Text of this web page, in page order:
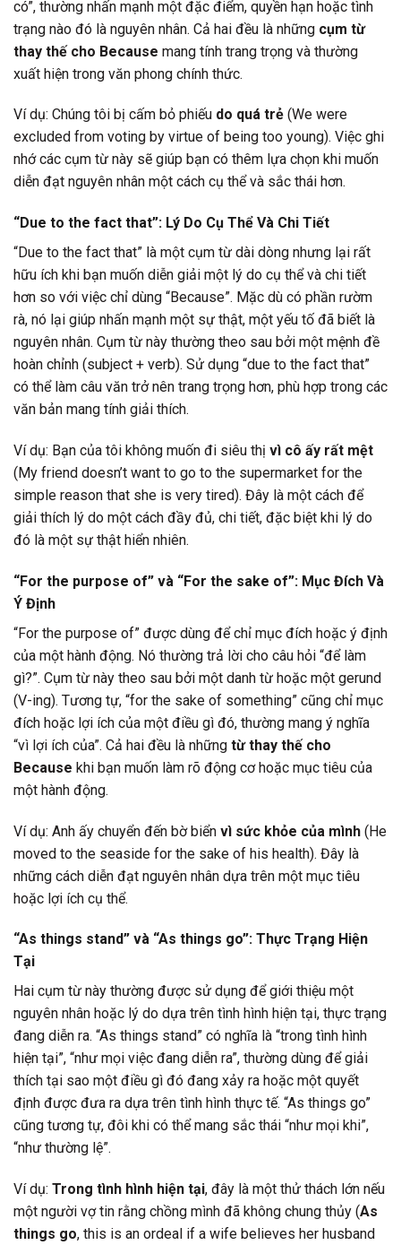
có”, thường nhấn mạnh một đặc điểm, quyền hạn hoặc tình
trạng nào đó là nguyên nhân. Cả hai đều là những cụm từ
thay thế cho Because mang tính trang trọng và thường
xuất hiện trong văn phong chính thức.
Ví dụ: Chúng tôi bị cấm bỏ phiếu do quá trẻ (We were
excluded from voting by virtue of being too young). Việc ghi
nhớ các cụm từ này sẽ giúp bạn có thêm lựa chọn khi muốn
diễn đạt nguyên nhân một cách cụ thể và sắc thái hơn.
“Due to the fact that”: Lý Do Cụ Thể Và Chi Tiết
“Due to the fact that” là một cụm từ dài dòng nhưng lại rất
hữu ích khi bạn muốn diễn giải một lý do cụ thể và chi tiết
hơn so với việc chỉ dùng “Because”. Mặc dù có phần rườm
rà, nó lại giúp nhấn mạnh một sự thật, một yếu tố đã biết là
nguyên nhân. Cụm từ này thường theo sau bởi một mệnh đề
hoàn chỉnh (subject + verb). Sử dụng “due to the fact that”
có thể làm câu văn trở nên trang trọng hơn, phù hợp trong các
văn bản mang tính giải thích.
Ví dụ: Bạn của tôi không muốn đi siêu thị vì cô ấy rất mệt
(My friend doesn’t want to go to the supermarket for the
simple reason that she is very tired). Đây là một cách để
giải thích lý do một cách đầy đủ, chi tiết, đặc biệt khi lý do
đó là một sự thật hiển nhiên.
“For the purpose of” và “For the sake of”: Mục Đích Và
Ý Định
“For the purpose of” được dùng để chỉ mục đích hoặc ý định
của một hành động. Nó thường trả lời cho câu hỏi “để làm
gì?”. Cụm từ này theo sau bởi một danh từ hoặc một gerund
(V-ing). Tương tự, “for the sake of something” cũng chỉ mục
đích hoặc lợi ích của một điều gì đó, thường mang ý nghĩa
“vì lợi ích của”. Cả hai đều là những từ thay thế cho
Because khi bạn muốn làm rõ động cơ hoặc mục tiêu của
một hành động.
Ví dụ: Anh ấy chuyển đến bờ biển vì sức khỏe của mình (He
moved to the seaside for the sake of his health). Đây là
những cách diễn đạt nguyên nhân dựa trên một mục tiêu
hoặc lợi ích cụ thể.
“As things stand” và “As things go”: Thực Trạng Hiện
Tại
Hai cụm từ này thường được sử dụng để giới thiệu một
nguyên nhân hoặc lý do dựa trên tình hình hiện tại, thực trạng
đang diễn ra. “As things stand” có nghĩa là “trong tình hình
hiện tại”, “như mọi việc đang diễn ra”, thường dùng để giải
thích tại sao một điều gì đó đang xảy ra hoặc một quyết
định được đưa ra dựa trên tình hình thực tế. “As things go”
cũng tương tự, đôi khi có thể mang sắc thái “như mọi khi”,
“như thường lệ”.
Ví dụ: Trong tình hình hiện tại, đây là một thử thách lớn nếu
một người vợ tin rằng chồng mình đã không chung thủy (As
things go, this is an ordeal if a wife believes her husband